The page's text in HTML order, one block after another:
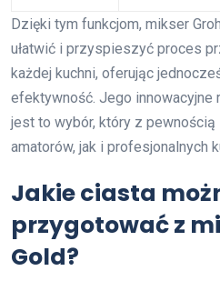
Dzięki tym funkcjom, mikser
ułatwić i przyspieszyć proces
każdej kuchni, oferując
efektywność. Jego innowacyjne
jest to wybór, który z
amatorów, jak i profesjonalnych
Jakie ciasta
przygotować z
Gold?